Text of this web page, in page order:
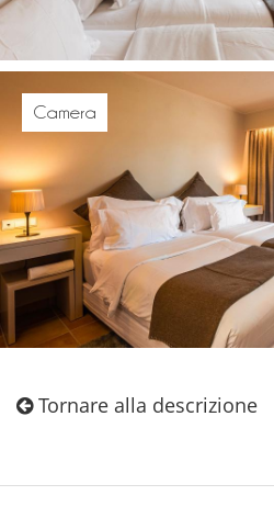
Camera
Tornare alla descrizione